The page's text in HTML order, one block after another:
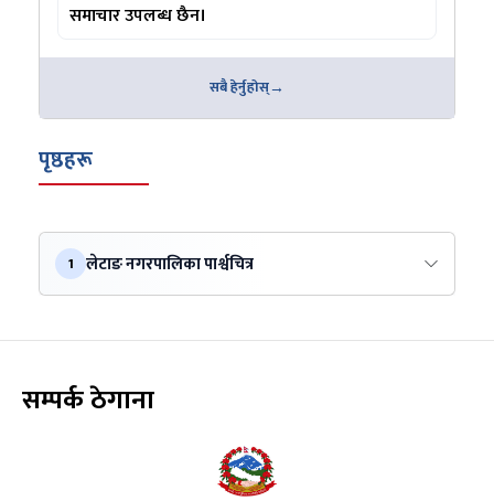
समाचार उपलब्ध छैन।
सबै हेर्नुहोस्
पृष्ठहरू
1 लेटाङ नगरपालिका पार्श्वचित्र
सम्पर्क ठेगाना